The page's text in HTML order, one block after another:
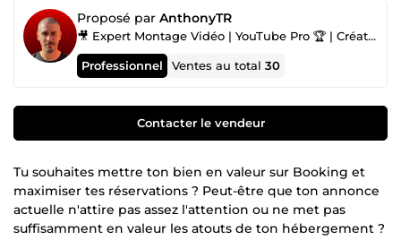
Proposé par AnthonyTR
🎥 Expert Montage Vidéo | YouTube Pro 🏆 | Créateur de Contenu 🎬
Professionnel Ventes au total30
Contacter le vendeur
Tu souhaites mettre ton bien en valeur sur Booking et
maximiser tes réservations ? Peut-être que ton annonce
actuelle n'attire pas assez l'attention ou ne met pas
suffisamment en valeur les atouts de ton hébergement ?